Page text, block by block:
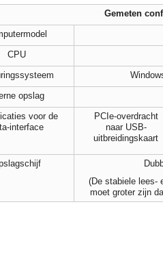
Gemeten
CPU
opslag
voor de
interface
PCIe-overdracht
naar USB-
uitbreidingskaart
(De stabiele lees-
moet groter zijn